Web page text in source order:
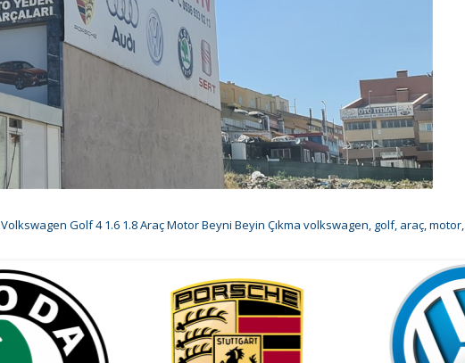
Volkswagen Golf 4 1.6 1.8 Araç Motor Beyni Beyin Çıkma volkswagen, golf, araç,motor,